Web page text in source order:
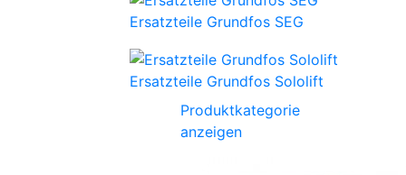
Ersatzteile Grundfos SEG
Ersatzteile Grundfos Sololift
Produktkategorie
anzeigen